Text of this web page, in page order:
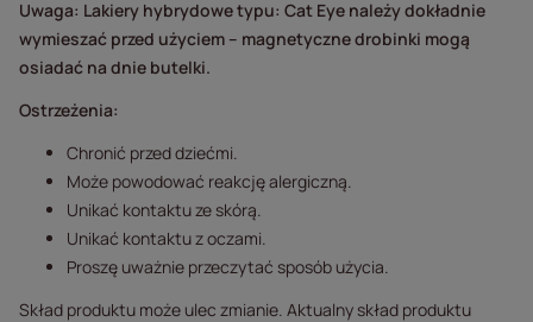
Uwaga: Lakiery hybrydowe typu: Cat Eye należy dokładnie
wymieszać przed użyciem – magnetyczne drobinki mogą
osiadać na dnie butelki.
Ostrzeżenia:
Chronić przed dziećmi.
Może powodować reakcję alergiczną.
Unikać kontaktu ze skórą.
Unikać kontaktu z oczami.
Proszę uważnie przeczytać sposób użycia.
Skład produktu może ulec zmianie. Aktualny skład produktu